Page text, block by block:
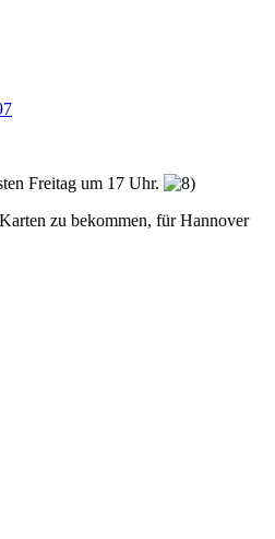
Freitag um 17 Uhr.
zu bekommen, für Hannover